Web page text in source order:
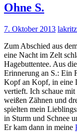
Ohne S.
7. Oktober 2013
Zum Abschied aus
eine Nacht im Zelt
Hagebuttentee. Aus
Erinnerung an S.: Ein
Kopf an Kopf, in eine
vertieft. Ich schaue
weißen Zähnen und
spielten mein
in Sturm und Schnee
Er kam dann in meine